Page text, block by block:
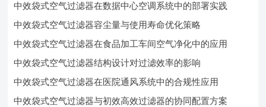
中效袋式空气过滤器在数据中心空调系统中的部署实践
中效袋式空气过滤器容尘量与使用寿命优化策略
中效袋式空气过滤器在食品加工车间空气净化中的应用
中效袋式空气过滤器结构设计对过滤效率的影响
中效袋式空气过滤器在医院通风系统中的合规性应用
中效袋式空气过滤器与初效高效过滤器的协同配置方案